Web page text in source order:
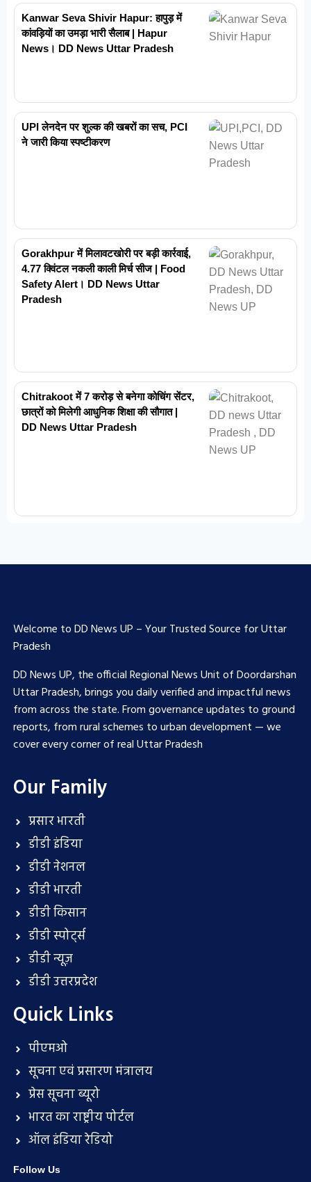
Kanwar Seva Shivir Hapur: हापुड़ में
कांवड़ियों का उमड़ा भारी सैलाब | Hapur
News। DD News Uttar Pradesh
UPI लेनदेन पर शुल्क की खबरों का सच, PCI
ने जारी किया स्पष्टीकरण
Gorakhpur में मिलावटखोरी पर बड़ी कार्रवाई,
4.77 क्विंटल नकली काली मिर्च सीज | Food
Safety Alert। DD News Uttar
Pradesh
Chitrakoot में 7 करोड़ से बनेगा कोचिंग सेंटर,
छात्रों को मिलेगी आधुनिक शिक्षा की सौगात |
DD News Uttar Pradesh
Welcome to DD News UP – Your Trusted Source for Uttar
Pradesh
DD News UP, the official Regional News Unit of Doordarshan
Uttar Pradesh, brings you daily verified and impactful news
from across the state. From governance updates to ground
reports, from rural schemes to urban development — we
cover every corner of real Uttar Pradesh
Our Family
प्रसार भारती
डीडी इंडिया
डीडी नेशनल
डीडी भारती
डीडी किसान
डीडी स्पोर्ट्स
डीडी न्यूज़
डीडी उत्तरप्रदेश
Quick Links
पीएमओ
सूचना एवं प्रसारण मंत्रालय
प्रेस सूचना ब्यूरो
भारत का राष्ट्रीय पोर्टल
ऑल इंडिया रेडियो
Follow Us